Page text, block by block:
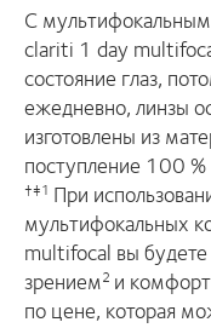
С
clariti 1 day
состояние глаз,
ежедневно, линзы
изготовлены из
поступление 100
†‡1 При
мультифокальных
multifocal вы
зрением2 и
по цене, которая